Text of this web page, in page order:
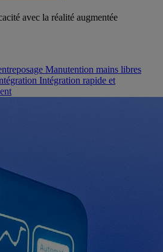
avec la réalité augmentée
Manutention mains libres
Intégration rapide et